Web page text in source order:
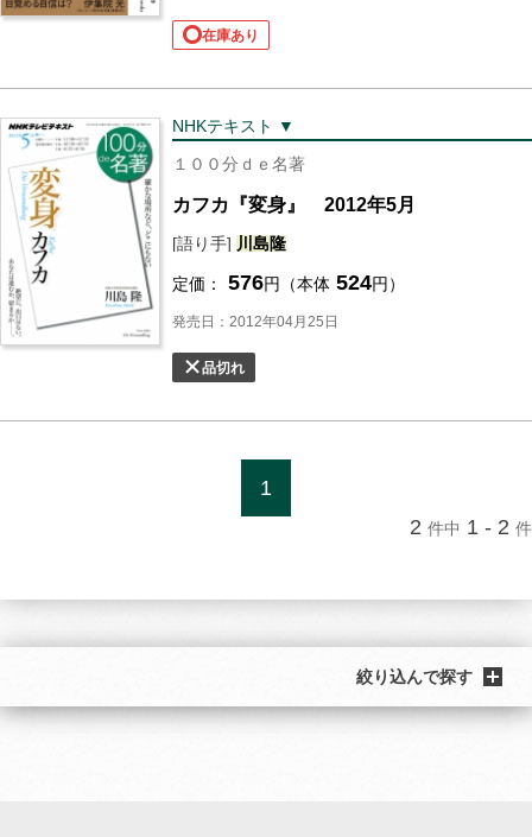
在庫あり
NHKテキスト ▼
１００分ｄｅ名著
カフカ『変身』 2012年5月
[語り手] 川島隆
定価： 576円（本体 524円）
発売日：2012年04月25日
品切れ
1
2 件中 1 - 2 件
絞り込んで探す